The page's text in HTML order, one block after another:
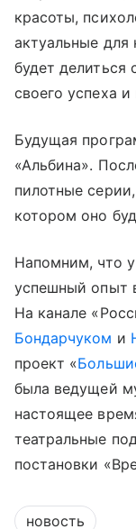
красоты,
актуальные
будет делиться
своего успеха и
Будущая
«Альбина».
пилотные
котором оно
Напомним, что
успешный опыт
На канале
Бондарчуком и
проект «
была ведущей
настоящее
театральные
постановки
новость